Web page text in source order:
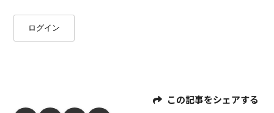
ログイン
この記事をシェアする